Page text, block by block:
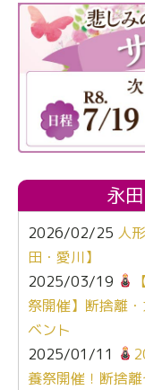
永
2026/02/25 人
田・愛川】
2025/03/19
祭開催】断捨離
ベント
2025/01/11
養祭開催！断捨